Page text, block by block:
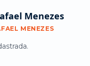
Menezes
MENEZES